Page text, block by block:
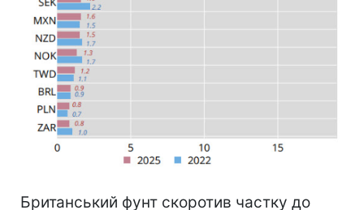
Британський фунт скоротив частку до